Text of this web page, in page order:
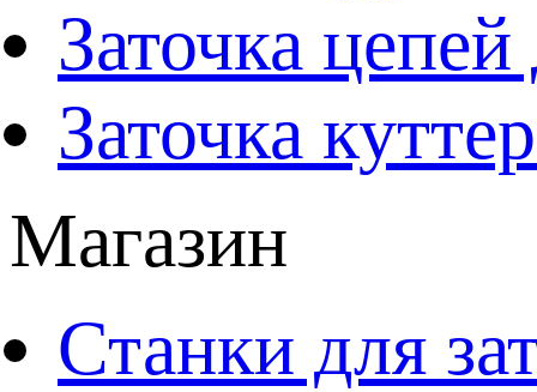
Заточка
Заточка
Магазин
Станки для